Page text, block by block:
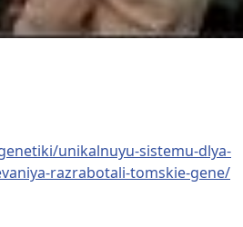
unikalnuyu-sistemu-dlya-
razrabotali-tomskie-gene/